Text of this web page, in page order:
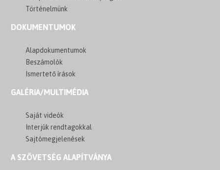
Történelmünk
DOKUMENTUMOK
Alapdokumentumok
Beszámolók
Ismertető írások
GALÉRIA/MULTIMÉDIA
Saját videók
Interjúk rendtagokkal
Sajtómegjelenések
A SZÖVETSÉG ALAPÍTVÁNYA